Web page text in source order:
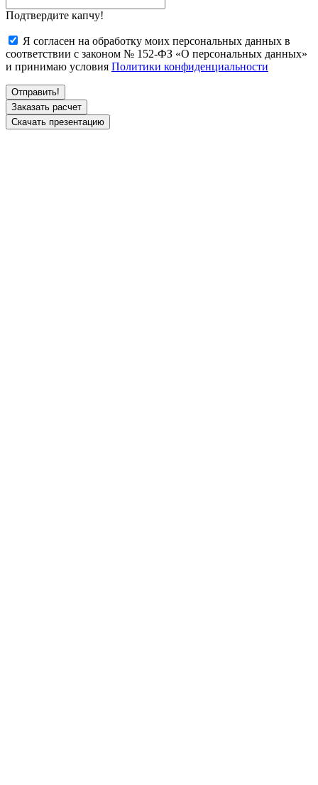
Подтвердите капчу!
Я согласен на обработку моих персональных данных в
соответствии с законом № 152-ФЗ «О персональных данных»
и принимаю условия Политики конфиденциальности
Заказать расчет
Скачать презентацию